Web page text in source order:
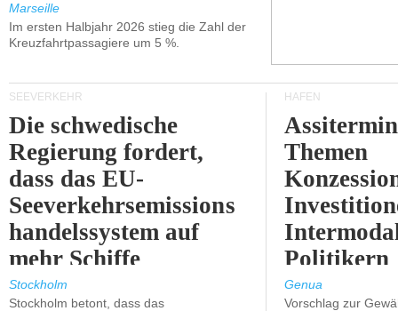
Marseille
Im ersten Halbjahr 2026 stieg die Zahl der
Kreuzfahrtpassagiere um 5 %.
SEEVERKEHR
Die schwedische
Regierung fordert,
dass das EU-
Seeverkehrsemissions
handelssystem auf
mehr Schiffe
ausgeweitet wird.
Stockholm
Stockholm betont, dass das
HÄFEN
Themen
Politikern
Genua
Vorschlag zur